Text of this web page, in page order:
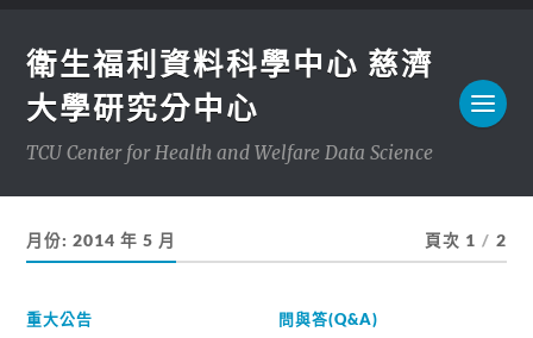
衛生福利資料科學中心 慈濟
大學研究分中心
TCU Center for Health and Welfare Data Science
月份:2014 年 5 月 頁次 1 / 2
重大公告 問與答(Q&A)